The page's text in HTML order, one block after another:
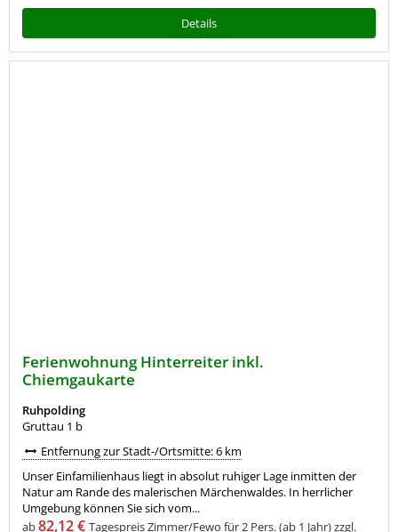
Details
Ferienwohnung Hinterreiter inkl.
Chiemgaukarte
Ruhpolding
Gruttau 1 b
Entfernung zur Stadt-/Ortsmitte: 6 km
Unser Einfamilienhaus liegt in absolut ruhiger Lage inmitten der
Natur am Rande des malerischen Märchenwaldes. In herrlicher
Umgebung können Sie sich vom...
ab82,12 € Tagespreis Zimmer/Fewo für 2 Pers. (ab 1 Jahr)zzgl.